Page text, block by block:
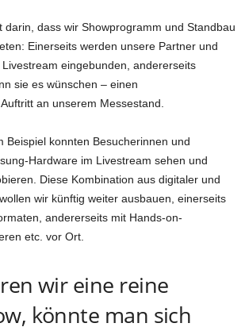
darin, dass wir Showprogramm und Standbau
Einerseits werden unsere Partner und
eingebunden, andererseits
sie es wünschen – einen
an unserem Messestand.
Beispiel konnten Besucherinnen und
Hardware im Livestream sehen und
Diese Kombination aus digitaler und
wir künftig weiter ausbauen, einerseits
andererseits mit Hands-on-
etc. vor Ort.
wir eine reine
könnte man sich